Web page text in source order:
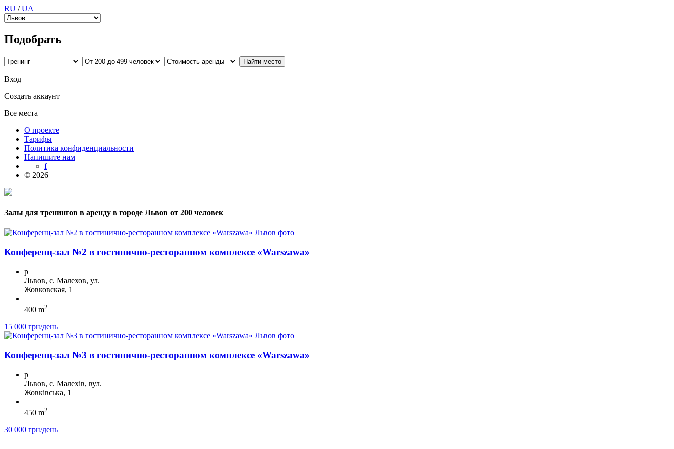
RU /UA
Подобрать
Вход
Создать аккаунт
Все места
О проекте
Тарифы
Политика конфиденциальности
Напишите нам
f
© 2026
Залы для тренингов в аренду в городе Львов от 200 человек
Конференц-зал №2 в гостинично-ресторанном комплексе «Warszawa»
p
Львов, с. Малехов, ул.
Жовковская, 1
400 m2
15 000 грн/день
Конференц-зал №3 в гостинично-ресторанном комплексе «Warszawa»
p
Львов, с. Малехів, вул.
Жовківська, 1
450 m2
30 000 грн/день